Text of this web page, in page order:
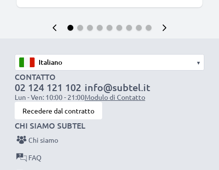
▾
CONTATTO
02 124 121 102
Lun - Ven: 10:00 - 21:00
info@subtel.it
Modulo di Contatto
Recedere dal contratto
CHI SIAMO SUBTEL
Chi siamo
FAQ